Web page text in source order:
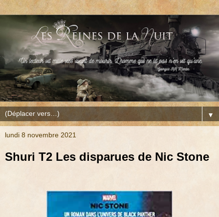
▼
lundi 8 novembre 2021
Shuri T2 Les disparues de Nic Stone